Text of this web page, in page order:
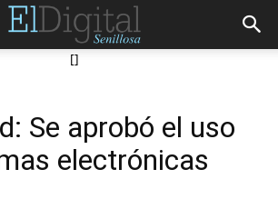
[]
Se aprobó el uso
electrónicas